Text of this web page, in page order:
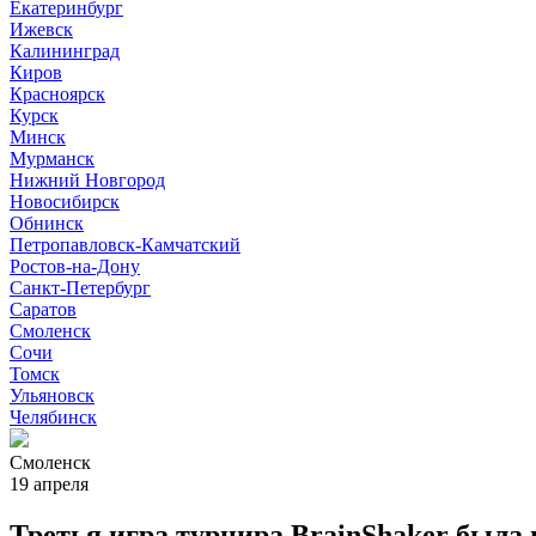
Екатеринбург
Ижевск
Калининград
Киров
Красноярск
Курск
Минск
Мурманск
Нижний Новгород
Новосибирск
Обнинск
Петропавловск-Камчатский
Ростов-на-Дону
Санкт-Петербург
Саратов
Смоленск
Сочи
Томск
Ульяновск
Челябинск
Смоленск
19 апреля